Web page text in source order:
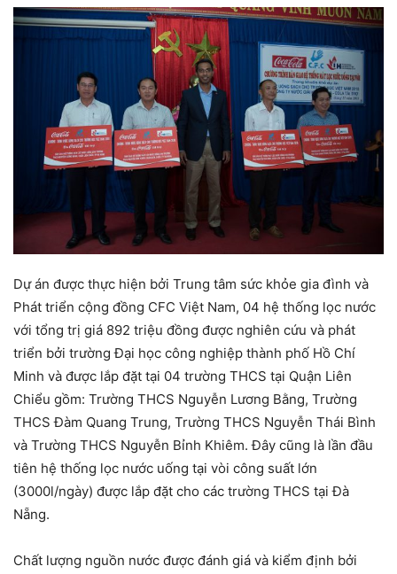
Dự án được thực hiện bởi Trung tâm sức khỏe gia đình và
Phát triển cộng đồng CFC Việt Nam, 04 hệ thống lọc nước
với tổng trị giá 892 triệu đồng được nghiên cứu và phát
triển bởi trường Đại học công nghiệp thành phố Hồ Chí
Minh và được lắp đặt tại 04 trường THCS tại Quận Liên
Chiểu gồm: Trường THCS Nguyễn Lương Bằng, Trường
THCS Đàm Quang Trung, Trường THCS Nguyễn Thái Bình
và Trường THCS Nguyễn Bỉnh Khiêm. Đây cũng là lần đầu
tiên hệ thống lọc nước uống tại vòi công suất lớn
(3000l/ngày) được lắp đặt cho các trường THCS tại Đà
Nẵng.
Chất lượng nguồn nước được đánh giá và kiểm định bởi